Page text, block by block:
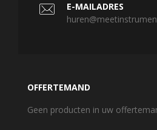
E-MAILADRES
OFFERTEMAND
Geen producten in uw